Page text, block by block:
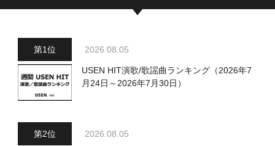
2026.08.05
USEN HIT演歌/歌謡曲ランキング（2026年7
月24日～2026年7月30日）
2026.08.05